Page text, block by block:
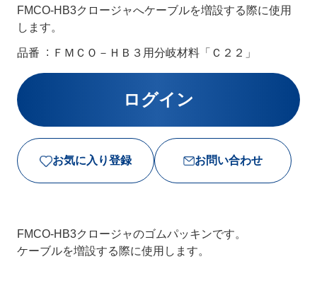
FMCO-HB3クロージャへケーブルを増設する際に使用
します。
品番 ＦＭＣＯ－ＨＢ３用分岐材料「Ｃ２２」
お気に入り登録 お問い合わせ
FMCO-HB3クロージャのゴムパッキンです。
ケーブルを増設する際に使用します。